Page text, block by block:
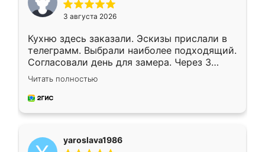
3 августа 2026
Кухню здесь заказали. Эскизы прислали в
телеграмм. Выбрали наиболее подходящий.
Согласовали день для замера. Через 3
недели кухня была уже готова. Остались
довольны работой. Спасибо Ренессанс
мебель за качественную работу!
Читать полностью
yaroslava1986